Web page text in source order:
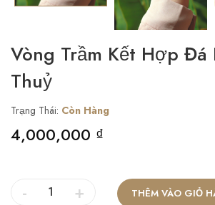
Vòng Trầm Kết Hợp Đá
Thuỷ
Trạng Thái: Còn Hàng
4,000,000 ₫
- + THÊM VÀO GIỎ